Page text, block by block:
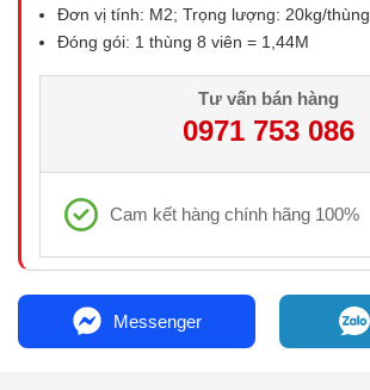
Đơn vị tính: M2; Trọng lượng: 20kg/thùng
Đóng gói: 1 thùng 8 viên = 1,44M
Tư vấn bán hàng
0971 753 086
Cam kết hàng chính hãng 100%
Messenger